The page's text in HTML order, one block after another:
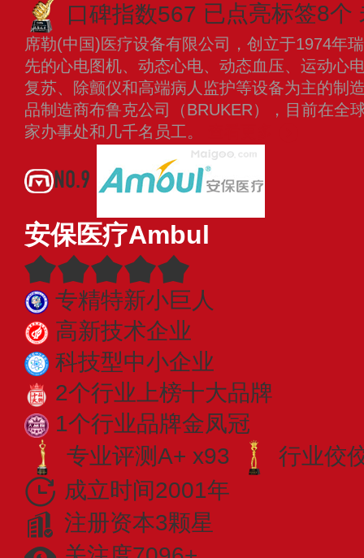
口碑指数567 已点亮标签8个
席勒(中国)医疗设备有限公司，创立于1974年
先的心电图机、动态心电、动态血压、运动心
复苏、除颤仪和高端病人监护等设备为主的制
品制造商布鲁克公司（BRUKER），目前在全
家办事处和几千名员工。
NO.9
安保医疗Ambul
专精特新小巨人
高新技术企业
科技型中小企业
2个行业上榜十大品牌
1个行业品牌金凤冠
专业评测A+ x93
行业佼
成立时间2001年
注册资本3颗星